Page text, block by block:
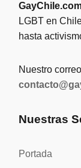
LGBT en
hasta
Nuestro
Nuestras
Portada